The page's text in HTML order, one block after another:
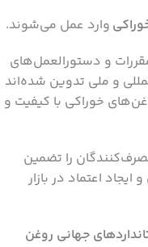
وارد عمل می‌شوند.
و دستورالعمل‌های
و ملی تدوین شده‌اند
خوراکی با کیفیت و
را تضمین
اعتماد در بازار
جهانی روغن